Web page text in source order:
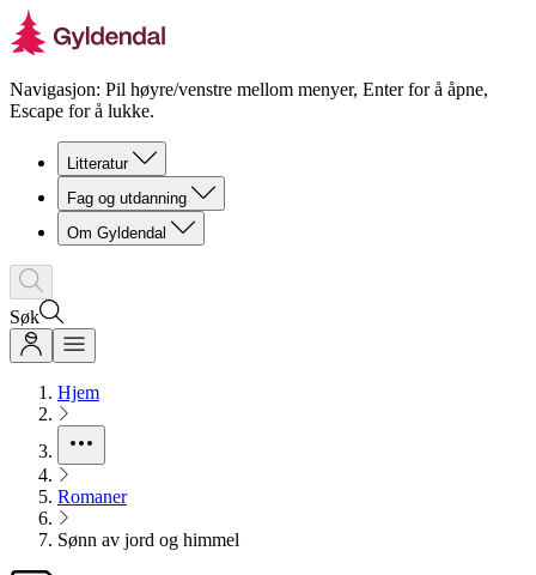
Navigasjon: Pil høyre/venstre mellom menyer, Enter for å åpne,
Escape for å lukke.
Litteratur
Fag og utdanning
Om Gyldendal
Søk
Hjem
Romaner
Sønn av jord og himmel